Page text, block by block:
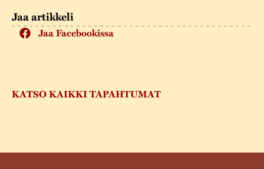
Jaa artikkeli
Jaa Facebookissa
KATSO KAIKKI TAPAHTUMAT